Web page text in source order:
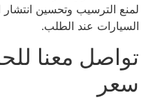
لمنع الترسيب وتحسين انتشار
السيارات عند الطلب.
تواصل معنا
سعر